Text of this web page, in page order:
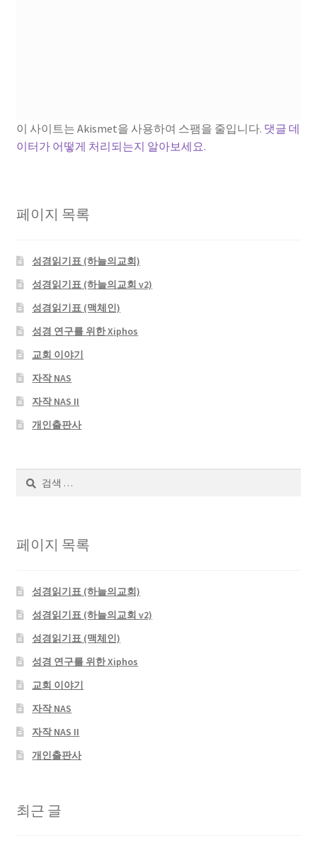
이 사이트는 Akismet을 사용하여 스팸을 줄입니다. 댓글 데
이터가 어떻게 처리되는지 알아보세요.
페이지 목록
성경읽기표 (하늘의교회)
성경읽기표 (하늘의교회 v2)
성경읽기표 (맥체인)
성경 연구를 위한 Xiphos
교회 이야기
자작 NAS
자작 NAS II
개인출판사
페이지 목록
성경읽기표 (하늘의교회)
성경읽기표 (하늘의교회 v2)
성경읽기표 (맥체인)
성경 연구를 위한 Xiphos
교회 이야기
자작 NAS
자작 NAS II
개인출판사
최근 글